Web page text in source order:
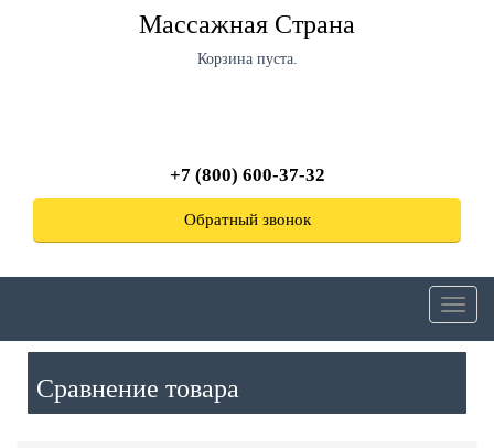
Массажная Страна
Корзина пуста.
+7 (800) 600-37-32
Обратный звонок
Сравнение товара